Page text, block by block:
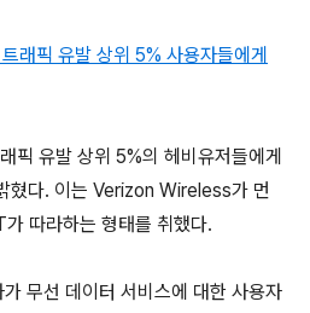
래픽 유발 상위 5% 사용자들에게
픽 유발 상위 5%의 헤비유저들에게
혔다. 이는 Verizon Wireless가 먼
따라하는 형태를 취했다.
무선 데이터 서비스에 대한 사용자